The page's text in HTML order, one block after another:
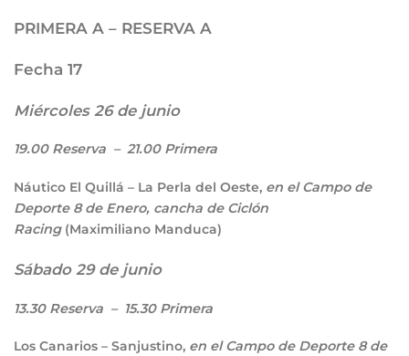
PRIMERA A – RESERVA A
Fecha 17
Miércoles 26 de junio
19.00 Reserva – 21.00 Primera
Náutico El Quillá – La Perla del Oeste, en el Campo de
Deporte 8 de Enero, cancha de Ciclón
Racing (Maximiliano Manduca)
Sábado 29 de junio
13.30 Reserva – 15.30 Primera
Los Canarios – Sanjustino, en el Campo de Deporte 8 de